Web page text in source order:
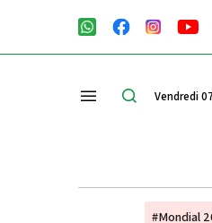
Vendredi
#Mondial